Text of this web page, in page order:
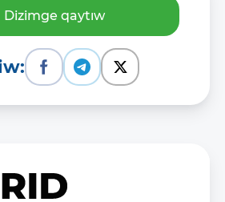
Dizimge qaytıw